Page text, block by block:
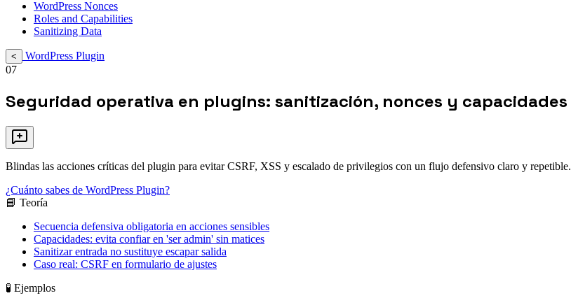
WordPress Nonces
Roles and Capabilities
Sanitizing Data
<
WordPress Plugin
07
Seguridad operativa en plugins: sanitización, nonces y capacidades
Blindas las acciones críticas del plugin para evitar CSRF, XSS y escalado de privilegios con un flujo defensivo claro y repetible.
¿Cuánto sabes de WordPress Plugin?
📘 Teoría
Secuencia defensiva obligatoria en acciones sensibles
Capacidades: evita confiar en 'ser admin' sin matices
Sanitizar entrada no sustituye escapar salida
Caso real: CSRF en formulario de ajustes
🧪 Ejemplos